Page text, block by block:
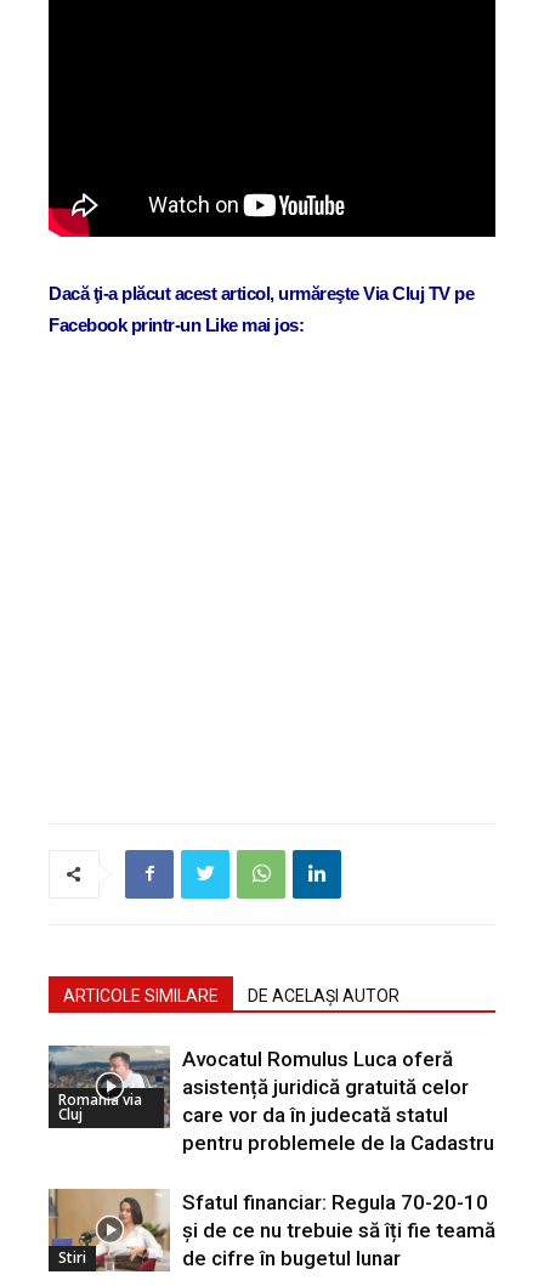
Dacă ţi-a plăcut acest articol, urmăreşte Via Cluj TV pe
Facebook printr-un Like mai jos:
ARTICOLE SIMILARE DE ACELAȘI AUTOR
Romania via
Cluj
Avocatul Romulus Luca oferă
asistență juridică gratuită celor
care vor da în judecată statul
pentru problemele de la Cadastru
Stiri
Sfatul financiar: Regula 70-20-10
și de ce nu trebuie să îți fie teamă
de cifre în bugetul lunar